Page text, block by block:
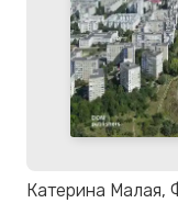
Катерина Малая,